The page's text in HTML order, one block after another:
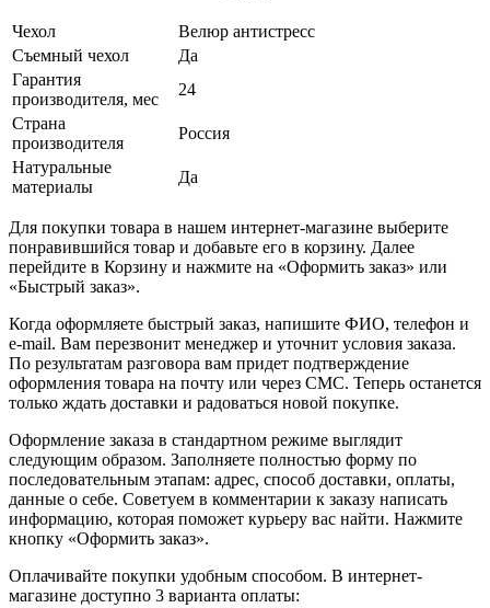
Чехол
Велюр антистресс
Съемный чехол
Да
Гарантия
производителя, мес
24
Страна
производителя
Россия
Натуральные
материалы
Да
Для покупки товара в нашем интернет-магазине выберите
понравившийся товар и добавьте его в корзину. Далее
перейдите в Корзину и нажмите на «Оформить заказ» или
«Быстрый заказ».
Когда оформляете быстрый заказ, напишите ФИО, телефон и
e-mail. Вам перезвонит менеджер и уточнит условия заказа.
По результатам разговора вам придет подтверждение
оформления товара на почту или через СМС. Теперь останется
только ждать доставки и радоваться новой покупке.
Оформление заказа в стандартном режиме выглядит
следующим образом. Заполняете полностью форму по
последовательным этапам: адрес, способ доставки, оплаты,
данные о себе. Советуем в комментарии к заказу написать
информацию, которая поможет курьеру вас найти. Нажмите
кнопку «Оформить заказ».
Оплачивайте покупки удобным способом. В интернет-
магазине доступно 3 варианта оплаты: